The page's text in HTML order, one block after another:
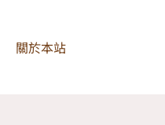
關於本站